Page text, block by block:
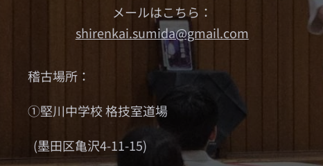
メールはこちら：
shirenkai.sumida@gmail.com
稽古場所：
①堅川中学校 格技室道場
(墨田区亀沢4-11-15)